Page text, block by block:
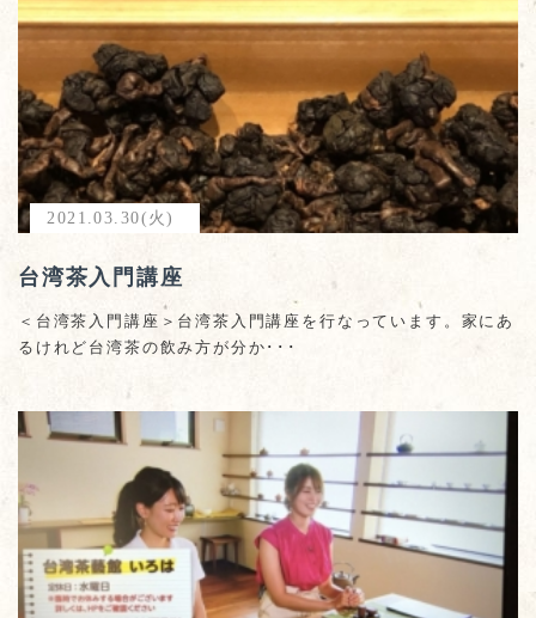
2021.03.30(火)
台湾茶入門講座
＜台湾茶入門講座＞台湾茶入門講座を行なっています。家にあ
るけれど台湾茶の飲み方が分か･･･